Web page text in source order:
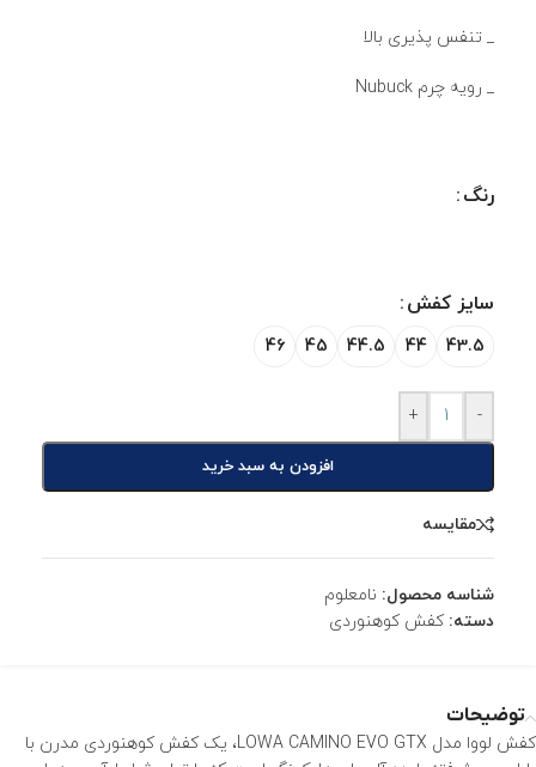
_ تنفس پذیری بالا
_ رویه چرم Nubuck
رنگ
سایز کفش
43.5
44
44.5
45
46
-
+
افزودن به سبد خرید
مقایسه
شناسه محصول: نامعلوم
دسته: کفش کوهنوردی
توضیحات
کفش لووا مدل LOWACAMINO EVO GTX، یک کفش کوهنوردی مدرن با